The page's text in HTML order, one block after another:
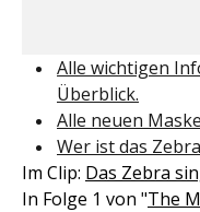
Alle wichtigen
Überblick.
Alle neuen
Wer ist das
Im Clip: Das Zebra
In Folge 1 von "The